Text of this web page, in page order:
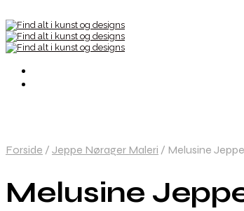
Forside / Jeppe Nørager Maleri / Melusine
Melusine